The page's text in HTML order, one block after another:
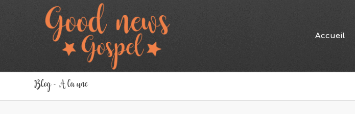
Accueil
Blog - A la une